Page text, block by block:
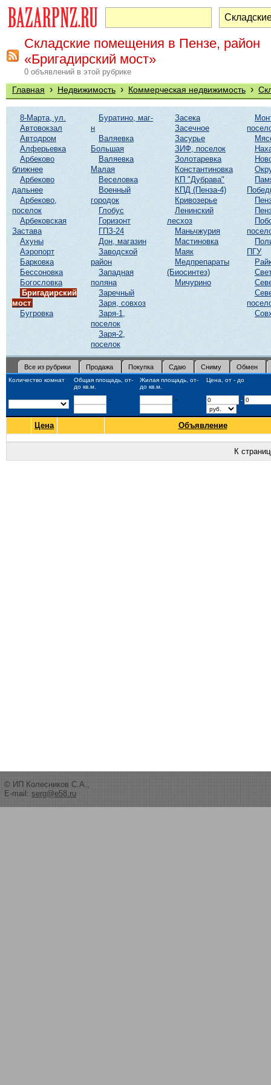
Складские помещения в Пензе, район
«Бригадирский мост»
0 объявлений в этой рубрике
Главная › Недвижимость › Коммерческая недвижимость ›
8-Марта, ул.
Автовокзал
Автодром
Алферьевка
Арбеково
ближнее
Арбеково
дальнее
Арбеково,
поселок
Арбековская
Застава
Ахуны
Аэропорт
Барковка
Бессоновка
Богословка
Бригадирский
мост
Бугровка
Буратино, маг-
н
Валяевка
Большая
Валяевка
Малая
Веселовка
Военный
городок
Глобус
Горизонт
ГПЗ-24
Дон, магазин
Заводской
район
Западная
поляна
Заречный
Заря, совхоз
Заря-1,
поселок
Заря-2,
поселок
Засека
Засечное
Засурье
ЗИФ, поселок
Золотаревка
Константиновка
КП "Дубрава"
КПД (Пенза-4)
Кривозерье
Ленинский
лесхоз
Маньчжурия
Мастиновка
Маяк
Медпрепараты
(Биосинтез)
Мичурино
ПГУ
Все из рубрики Продажа Покупка Сдаю Сниму Обмен
Количество комнат
Общая площадь, от-
до кв.м.
Жилая площадь, от-
до кв.м.
Цена, от - до
- - -
Цена Объявление
К
© ИП Колесников С.А.,
E-mail: serg@e58.ru